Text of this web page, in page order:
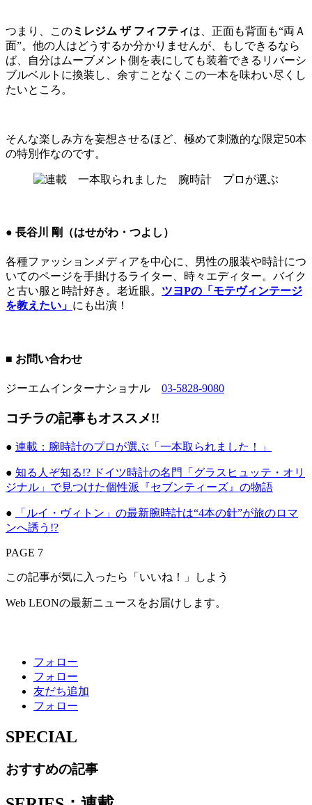
つまり、このミレジム ザ フィフティは、正面も背面も“両Ａ
面”。他の人はどうするか分かりませんが、もしできるなら
ば、自分はムーブメント側を表にしても装着できるリバーシ
ブルベルトに換装し、余すことなくこの一本を味わい尽くし
たいところ。
そんな楽しみ方を妄想させるほど、極めて刺激的な限定50本
の特別作なのです。
● 長谷川 剛（はせがわ・つよし）
各種ファッションメディアを中心に、男性の服装や時計につ
いてのページを手掛けるライター、時々エディター。バイク
と古い服と時計好き。老近眼。 ツヨPの「モテヴィンテージ
を教えたい」 にも出演！
■ お問い合わせ
ジーエムインターナショナル 03-5828-9080
コチラの記事もオススメ!!
● 連載：腕時計のプロが選ぶ「一本取られました！」
● 知る人ぞ知る!? ドイツ時計の名門「グラスヒュッテ・オリ
ジナル」で見つけた個性派『セブンティーズ』の物語
●
「ルイ・ヴィトン」の最新腕時計は“4本の針”が旅のロマ
ンへ誘う!?
PAGE 7
この記事が気に入ったら「いいね！」しよう
Web LEONの最新ニュースをお届けします。
フォロー
フォロー
友だち追加
フォロー
SPECIAL
おすすめの記事